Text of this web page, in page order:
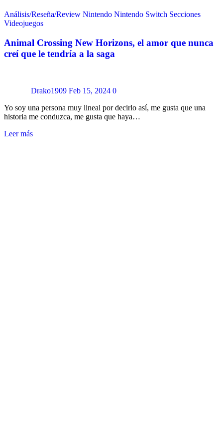
Análisis/Reseña/Review Nintendo Nintendo Switch Secciones
Videojuegos
Animal Crossing New Horizons, el amor que nunca
creí que le tendría a la saga
Drako1909 Feb 15, 2024 0
Yo soy una persona muy lineal por decirlo así, me gusta que una
historia me conduzca, me gusta que haya…
Leer más